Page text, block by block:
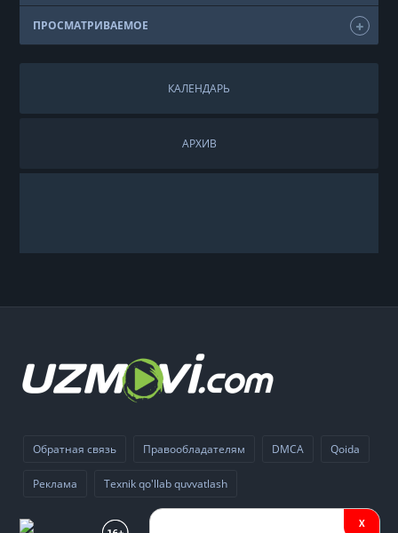
ПРОСМАТРИВАЕМОЕ
КАЛЕНДАРЬ
АРХИВ
Обратная связь Правообладателям DMCA Qoida
Реклама Texnik qo'llab quvvatlash
X